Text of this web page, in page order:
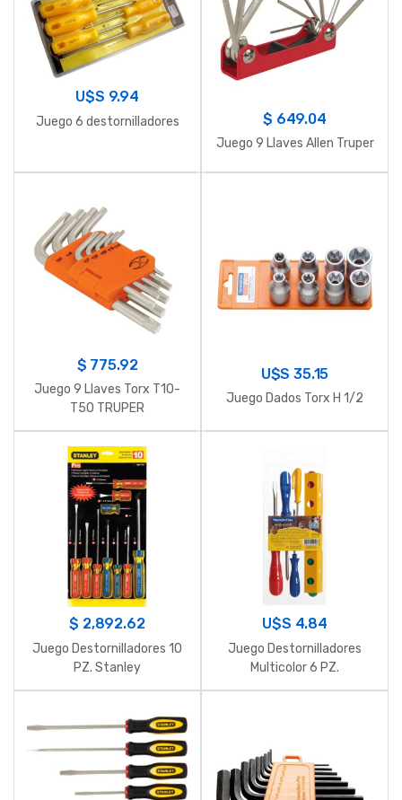
U$S 9.94
Juego 6 destornilladores $ 649.04
Juego 9 Llaves Allen Truper
$ 775.92
Juego 9 Llaves Torx T10-
T50 TRUPER
U$S35.15
Juego Dados Torx H 1/2
$ 2,892.62
Juego Destornilladores 10
PZ. Stanley
U$S 4.84
Juego Destornilladores
Multicolor 6 PZ.